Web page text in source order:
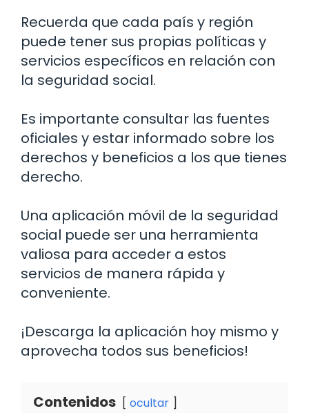
Recuerda que cada país y región
puede tener sus propias políticas y
servicios específicos en relación con
la seguridad social.
Es importante consultar las fuentes
oficiales y estar informado sobre los
derechos y beneficios a los que tienes
derecho.
Una aplicación móvil de la seguridad
social puede ser una herramienta
valiosa para acceder a estos
servicios de manera rápida y
conveniente.
¡Descarga la aplicación hoy mismo y
aprovecha todos sus beneficios!
Contenidos ocultar